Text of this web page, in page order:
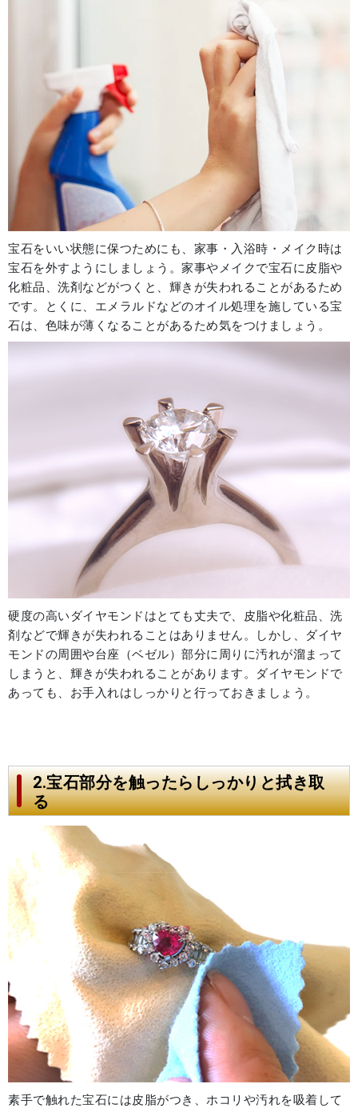
宝石をいい状態に保つためにも、家事・入浴時・メイク時は
宝石を外すようにしましょう。家事やメイクで宝石に皮脂や
化粧品、洗剤などがつくと、輝きが失われることがあるため
です。とくに、エメラルドなどのオイル処理を施している宝
石は、色味が薄くなることがあるため気をつけましょう。
硬度の高いダイヤモンドはとても丈夫で、皮脂や化粧品、洗
剤などで輝きが失われることはありません。しかし、ダイヤ
モンドの周囲や台座（ベゼル）部分に周りに汚れが溜まって
しまうと、輝きが失われることがあります。ダイヤモンドで
あっても、お手入れはしっかりと行っておきましょう。
2.宝石部分を触ったらしっかりと拭き取
る
素手で触れた宝石には皮脂がつき、ホコリや汚れを吸着して